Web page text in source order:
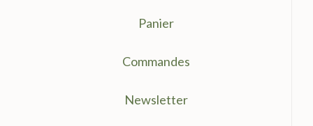
Panier
Commandes
Newsletter